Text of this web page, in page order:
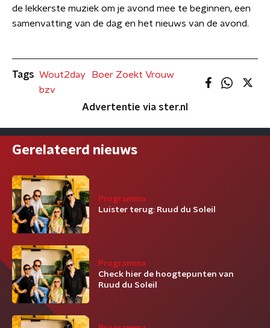
de lekkerste muziek om je avond mee te beginnen, een
samenvatting van de dag en het nieuws van de avond.
Tags Wout2day
Boer Zoekt Vrouw
bzv
Advertentie via ster.nl
Gerelateerd nieuws
Programma
Luister terug: Ruud du Soleil
Programma
Check hier de hoogtepunten van
Ruud du Soleil